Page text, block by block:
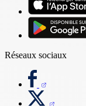
Réseaux sociaux